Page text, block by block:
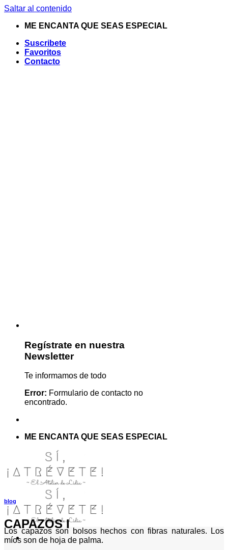
Saltar al contenido
ME ENCANTA QUE SEAS ESPECIAL
Suscribete
Favoritos
Contacto
Regístrate en nuestra
Newsletter
Te informamos de todo
Error: Formulario de contacto no
encontrado.
ME ENCANTA QUE SEAS ESPECIAL
blog
CAPAZOS I
Los capazos son bolsos hechos con fibras naturales. Los
míos son de hoja de palma.